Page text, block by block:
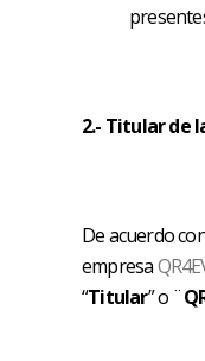
2.- Titular de
De acuerdo
empresa
“Titular” o ¨